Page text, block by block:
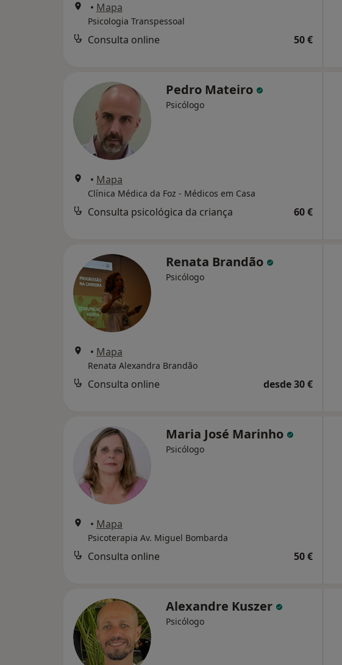
• Mapa
Psicologia Transpessoal
Consulta online 50 €
Pedro Mateiro
Psicólogo
• Mapa
Clínica Médica da Foz - Médicos em Casa
Consulta psicológica da criança 60 €
Renata Brandão
Psicólogo
• Mapa
Renata Alexandra Brandão
Consulta online desde 30 €
Maria José Marinho
Psicólogo
• Mapa
Psicoterapia Av. Miguel Bombarda
Consulta online 50 €
Alexandre Kuszer
Psicólogo